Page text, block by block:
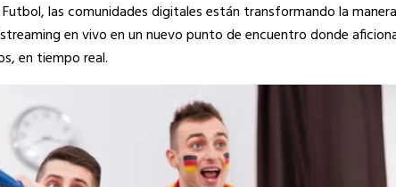
las comunidades digitales están transformando la
en vivo en un nuevo punto de encuentro donde
en tiempo real.